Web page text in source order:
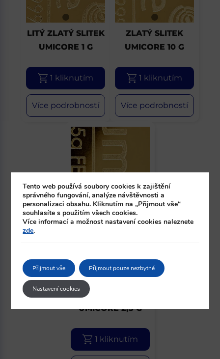
LITÝ ZLATÝ SLITEK
UMICORE 1 G
1 kliknutím
Více podrobností
ZLATÝ SLITEK
UMICORE 10 G
1 kliknutím
Více podrobností
ZLATÝ SLITEK
UMICORE 2,5 G
1 kliknutím
Tento web používá soubory cookies k zajištění
správného fungování, analýze návštěvnosti a
personalizaci obsahu. Kliknutím na „Přijmout vše“
souhlasíte s použitím všech cookies.
Více informací a možnost nastavení cookies naleznete
zde.
Přijmout vše Přijmout pouze nezbytné
Nastavení cookies